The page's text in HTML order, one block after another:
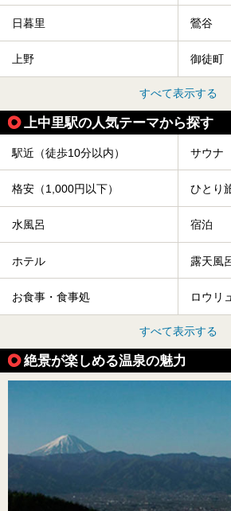
日暮里 鶯谷
上野 御徒町
すべて表示する
上中里駅の人気テーマから探す
駅近（徒歩10分以内） サウナ
格安（1,000円以下） ひとり
水風呂 宿泊
ホテル 露天風
お食事・食事処 ロウリュ
すべて表示する
絶景が楽しめる温泉の魅力